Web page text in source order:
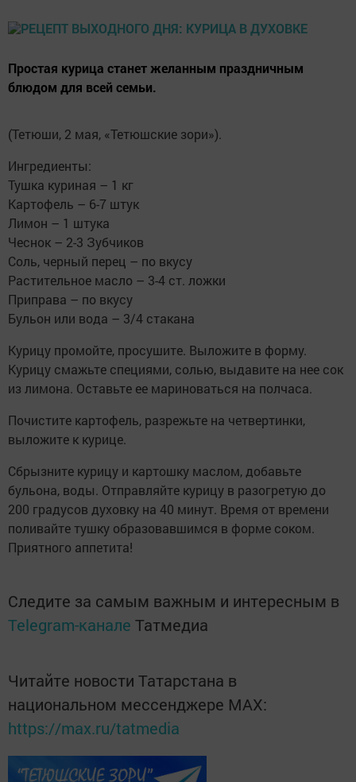
Простая курица станет желанным праздничным
блюдом для всей семьи.
(Тетюши, 2 мая, «Тетюшские зори»).
Ингредиенты:
Тушка куриная – 1 кг
Картофель – 6-7 штук
Лимон – 1 штука
Чеснок – 2-3 Зубчиков
Соль, черный перец – по вкусу
Растительное масло – 3-4 ст. ложки
Приправа – по вкусу
Бульон или вода – 3/4 стакана
Курицу промойте, просушите. Выложите в форму.
Курицу смажьте специями, солью, выдавите на нее сок
из лимона. Оставьте ее мариноваться на полчаса.
Почистите картофель, разрежьте на четвертинки,
выложите к курице.
Сбрызните курицу и картошку маслом, добавьте
бульона, воды. Отправляйте курицу в разогретую до
200 градусов духовку на 40 минут. Время от времени
поливайте тушку образовавшимся в форме соком.
Приятного аппетита!
Следите за самым важным и интересным в
Telegram-канале Татмедиа
Читайте новости Татарстана в
национальном мессенджере MАХ:
https://max.ru/tatmedia